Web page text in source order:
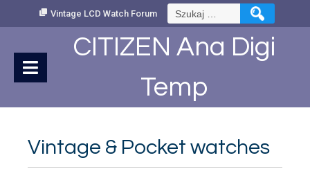
Vintage LCD Watch Forum Szukaj:
CITIZEN Ana Digi
Temp
Vintage & Pocket watches